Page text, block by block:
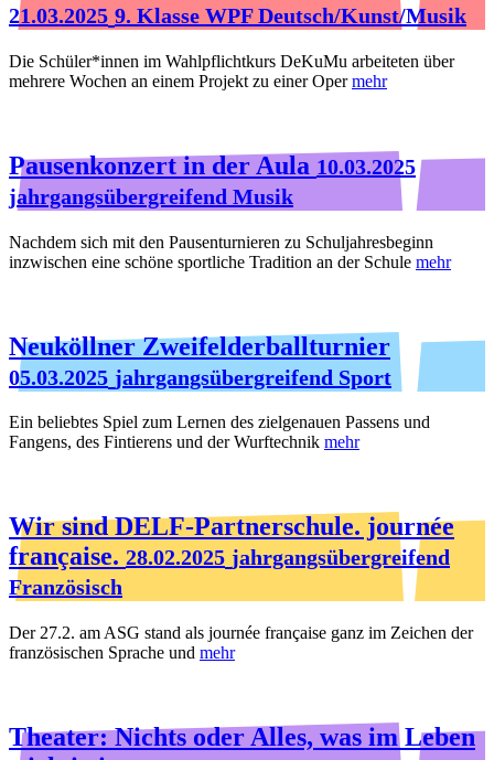
21.03.2025 9. Klasse WPF Deutsch/Kunst/Musik
Die Schüler*innen im Wahlpflichtkurs DeKuMu arbeiteten über
mehrere Wochen an einem Projekt zu einer Opermehr
Pausenkonzert in der Aula 10.03.2025
jahrgangsübergreifend Musik
Nachdem sich mit den Pausenturnieren zu Schuljahresbeginn
inzwischen eine schöne sportliche Tradition an der Schule mehr
Neuköllner Zweifelderballturnier
05.03.2025 jahrgangsübergreifend Sport
Ein beliebtes Spiel zum Lernen des zielgenauen Passens und
Fangens, des Fintierens und der Wurftechnik mehr
Wir sind DELF-Partnerschule. journée
française. 28.02.2025 jahrgangsübergreifend
Französisch
Der 27.2. am ASG stand als journée française ganz im Zeichen der
französischen Sprache und mehr
Theater: Nichts oder Alles, was im Leben